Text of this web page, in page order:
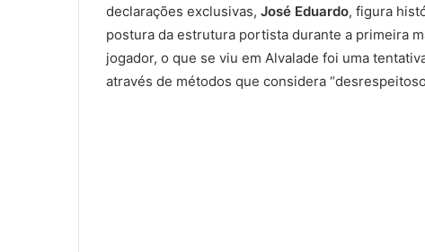
declarações exclusivas, José Eduardo, figura
postura da estrutura portista durante a primeira
jogador, o que se viu em Alvalade foi uma
através de métodos que considera